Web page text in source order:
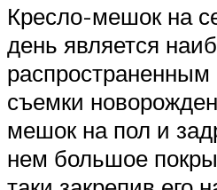
Кресло-мешок на
день является
распространенным
съемки
мешок на пол и
нем большое